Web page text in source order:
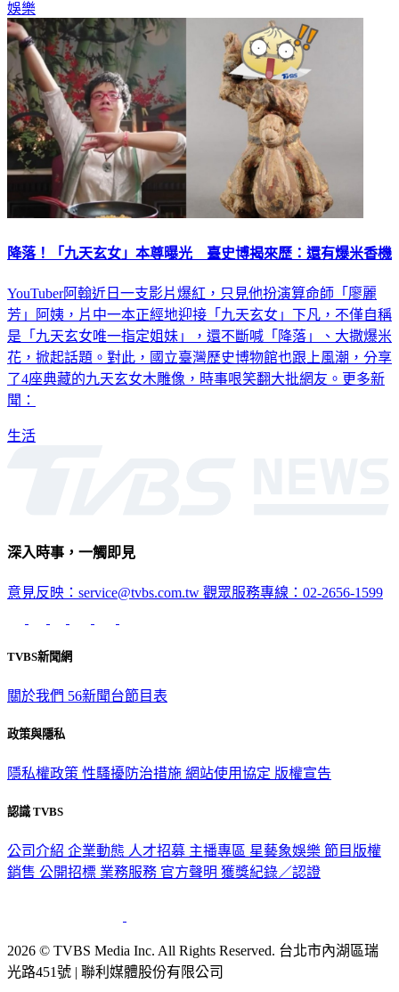
娛樂
降落！「九天玄女」本尊曝光 臺史博揭來歷：還有爆米香機
YouTuber阿翰近日一支影片爆紅，只見他扮演算命師「廖麗
芳」阿姨，片中一本正經地迎接「九天玄女」下凡，不僅自稱
是「九天玄女唯一指定姐妹」，還不斷喊「降落」、大撒爆米
花，掀起話題。對此，國立臺灣歷史博物館也跟上風潮，分享
了4座典藏的九天玄女木雕像，時事哏笑翻大批網友。更多新
聞：
生活
深入時事，一觸即見
意見反映：service@tvbs.com.tw 觀眾服務專線：02-2656-1599
TVBS新聞網
關於我們 56新聞台節目表
政策與隱私
隱私權政策 性騷擾防治措施 網站使用協定 版權宣告
認識 TVBS
公司介紹 企業動態 人才招募 主播專區 星藝象娛樂 節目版權
銷售 公開招標 業務服務 官方聲明 獲獎紀錄／認證
2026 © TVBS Media Inc. All Rights Reserved. 台北市內湖區瑞
光路451號 | 聯利媒體股份有限公司